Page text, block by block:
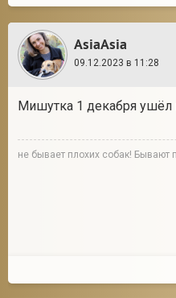
AsiaAsia
09.12.2023 в 11:28
Мишутка 1 декабря ушёл
не бывает плохих собак! Бывают